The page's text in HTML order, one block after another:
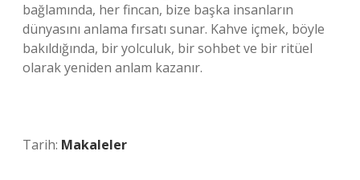
bağlamında, her fincan, bize başka insanların
dünyasını anlama fırsatı sunar. Kahve içmek, böyle
bakıldığında, bir yolculuk, bir sohbet ve bir ritüel
olarak yeniden anlam kazanır.
Tarih: Makaleler